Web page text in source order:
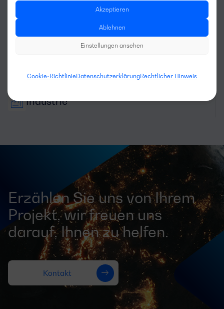
Akzeptieren
Ablehnen
Einstellungen ansehen
Cookie-RichtlinieDatenschutzerklärungRechtlicher Hinweis
Industrie
Erzählen Sie uns von Ihrem
Projekt, wir freuen uns
darauf, Ihnen zu helfen.
Kontakt